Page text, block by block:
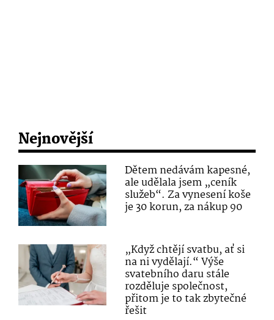
Nejnovější
Dětem nedávám kapesné,
ale udělala jsem „ceník
služeb“. Za vynesení koše
je 30 korun, za nákup 90
„Když chtějí svatbu, ať si
na ni vydělají.“ Výše
svatebního daru stále
rozděluje společnost,
přitom je to tak zbytečné
řešit